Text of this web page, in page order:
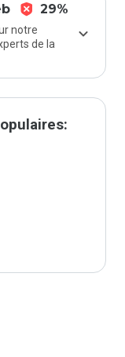
29%
notre
de la